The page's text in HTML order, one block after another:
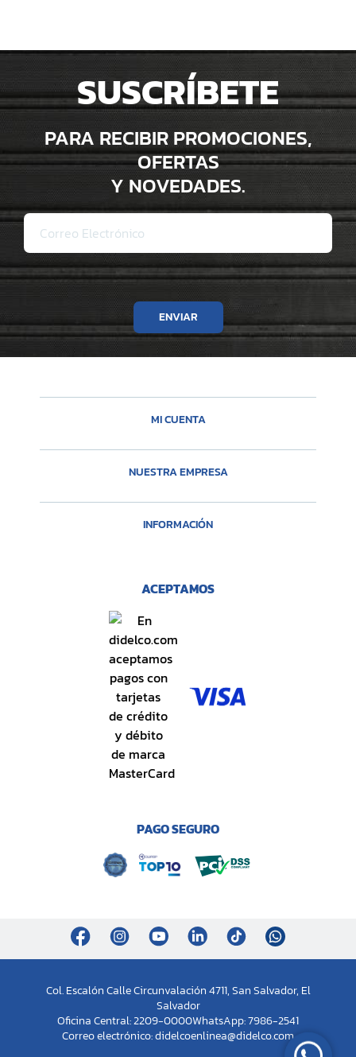
SUSCRÍBETE
PARA RECIBIR PROMOCIONES,
OFERTAS
Y NOVEDADES.
ENVIAR
MI CUENTA
NUESTRA EMPRESA
INFORMACIÓN
ACEPTAMOS
PAGO SEGURO
Col. Escalón Calle Circunvalación 4711, San Salvador, El
Salvador
Oficina Central: 2209-0000WhatsApp: 7986-2541
Correo electrónico:didelcoenlinea@didelco.com